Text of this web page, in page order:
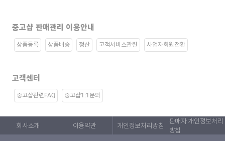
중고샵 판매관리 이용안내
상품등록 상품배송 정산 고객서비스관련 사업자회원전환
고객센터
중고샵관련FAQ 중고샵1:1문의
회사소개 이용약관 개인정보처리방침
판매자 개인정보처리
방침